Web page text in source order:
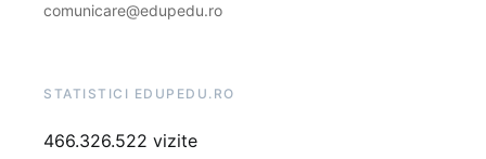
comunicare@edupedu.ro
STATISTICI EDUPEDU.RO
466.326.522 vizite